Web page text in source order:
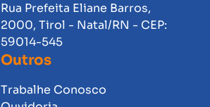
Rua Prefeita Eliane Barros,
2000, Tirol - Natal/RN - CEP:
59014-545
Outros
Trabalhe Conosco